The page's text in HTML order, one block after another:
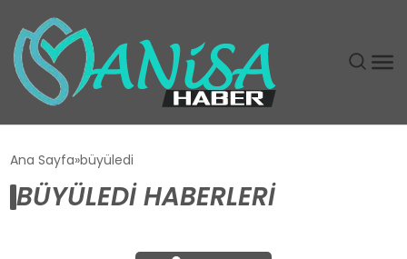
EĞITIM
Ana Sayfa büyüledi
BÜYÜLEDI HABERLERI